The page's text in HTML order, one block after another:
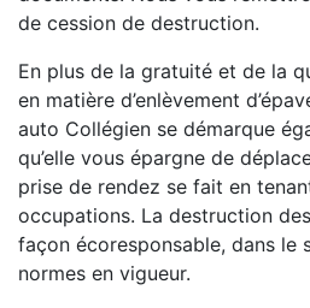
de cession de destruction.
En plus de la gratuité et de la
en matière d’enlèvement
auto Collégien se démarque
qu’elle vous épargne de
prise de rendez se fait en
occupations. La destruction
façon écoresponsable, dans le
normes en vigueur.